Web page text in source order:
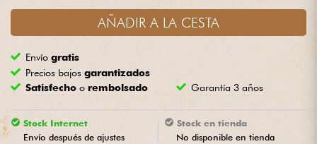
Batería y percusión
Vientos
Violines y cuarteto
Niños
AÑADIR A LA CESTA
Envíogratis
Precios bajosgarantizados
Satisfecho o rembolsado Garantía 3 años
Stock Internet
Envío después de ajustes
Stock en tienda
No disponible en tienda